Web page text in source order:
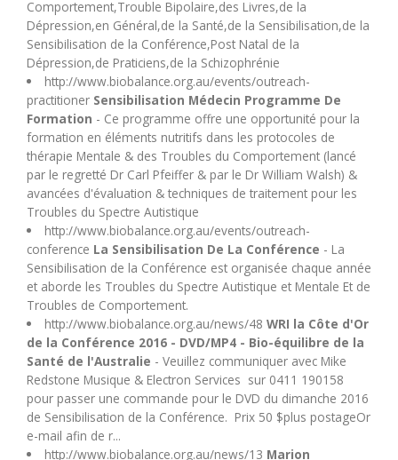
Comportement,Trouble Bipolaire,des Livres,de la
Dépression,en Général,de la Santé,de la Sensibilisation,de la
Sensibilisation de la Conférence,Post Natal de la
Dépression,de Praticiens,de la Schizophrénie
http://www.biobalance.org.au/events/outreach-
practitioner Sensibilisation Médecin Programme De
Formation - Ce programme offre une opportunité pour la
formation en éléments nutritifs dans les protocoles de
thérapie Mentale & des Troubles du Comportement (lancé
par le regretté Dr Carl Pfeiffer & par le Dr William Walsh) &
avancées d'évaluation & techniques de traitement pour les
Troubles du Spectre Autistique
http://www.biobalance.org.au/events/outreach-
conference La Sensibilisation De La Conférence - La
Sensibilisation de la Conférence est organisée chaque année
et aborde les Troubles du Spectre Autistique et Mentale Et de
Troubles de Comportement.
http://www.biobalance.org.au/news/48 WRI la Côte d'Or
de la Conférence 2016 - DVD/MP4 - Bio-équilibre de la
Santé de l'Australie - Veuillez communiquer avec Mike
Redstone Musique & Electron Services sur 0411 190158
pour passer une commande pour le DVD du dimanche 2016
de Sensibilisation de la Conférence. Prix 50 $plus postageOr
e-mail afin de r...
http://www.biobalance.org.au/news/13 Marion